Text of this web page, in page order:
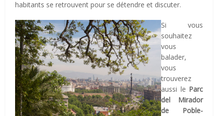
habitants se retrouvent pour se détendre et discuter.
Si vous
souhaitez
vous
balader,
vous
trouverez
aussi le Parc
del Mirador
de Poble-